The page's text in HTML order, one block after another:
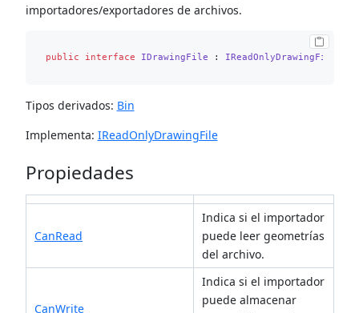
importadores/exportadores de archivos.
public interface IDrawingFile : IReadOnlyDrawingFile
Tipos derivados: Bin
Implementa: IReadOnlyDrawingFile
Propiedades
CanRead
Indica si el importador
puede leer geometrías
del archivo.
CanWrite
Indica si el importador
puede almacenar